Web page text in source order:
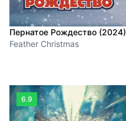
Пернатое Рождество (2024)
Feather Christmas
6.9